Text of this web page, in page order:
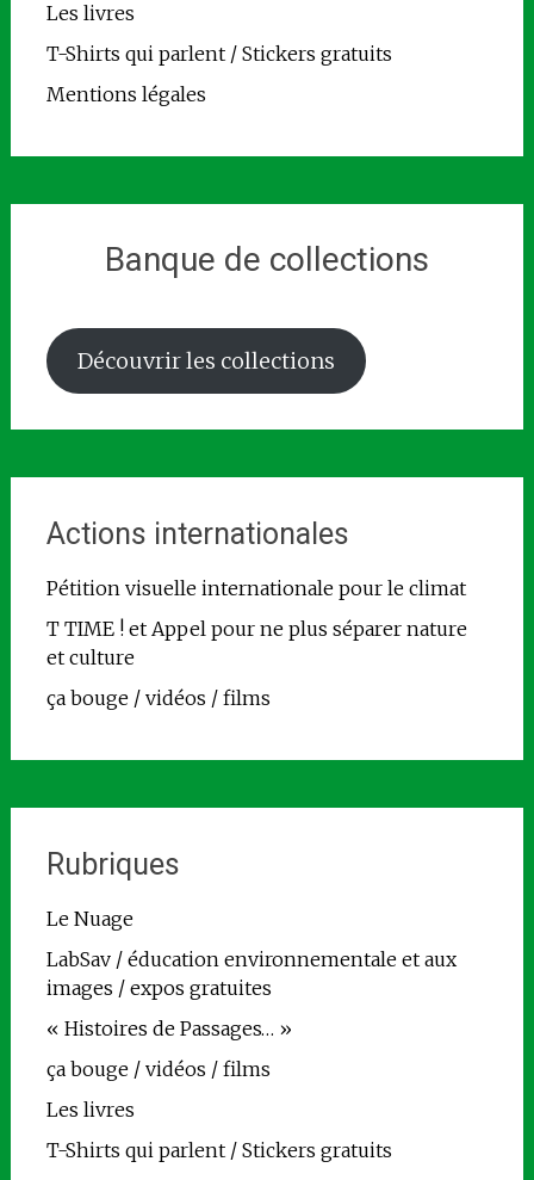
Les livres
T-Shirts qui parlent / Stickers gratuits
Mentions légales
Banque de collections
Découvrir les collections
Actions internationales
Pétition visuelle internationale pour le climat
T TIME ! et Appel pour ne plus séparer nature
et culture
ça bouge / vidéos / films
Rubriques
Le Nuage
LabSav / éducation environnementale et aux
images / expos gratuites
« Histoires de Passages… »
ça bouge / vidéos / films
Les livres
T-Shirts qui parlent / Stickers gratuits